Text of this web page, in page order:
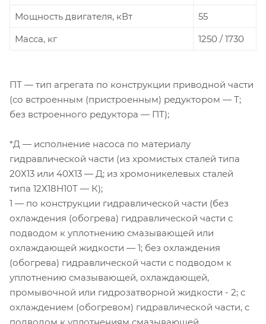
Мощность двигателя, кВт
55
Масса, кг
1250 / 1730
ПТ — тип агрегата по конструкции приводной части
(со встроенным (пристроенным) редуктором — Т;
без встроенного редуктора — ПТ);
*Д — исполнение насоса по материалу
гидравлической части (из хромистых сталей типа
20Х13 или 40Х13 — Д; из хромоникелевых сталей
типа 12Х18Н10Т — К);
1 — по конструкции гидравлической части (без
охлаждения (обогрева) гидравлической части с
подводом к уплотнению смазывающей или
охлаждающей жидкости — 1; без охлаждения
(обогрева) гидравлической части с подводом к
уплотнению смазывающей, охлаждающей,
промывочной или гидрозатворной жидкости - 2; с
охлаждением (обогревом) гидравлической части, с